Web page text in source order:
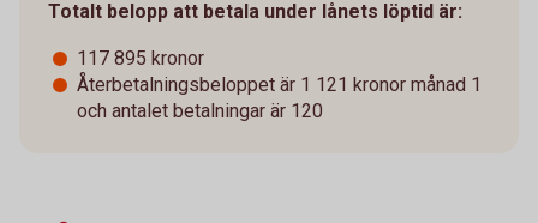
Totalt belopp att betala under lånets löptid är:
117 895 kronor
Återbetalningsbeloppet är 1 121 kronor månad 1
och antalet betalningar är 120